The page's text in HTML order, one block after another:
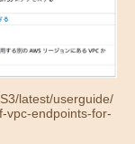
latest/userguide/
vpc-endpoints-for-